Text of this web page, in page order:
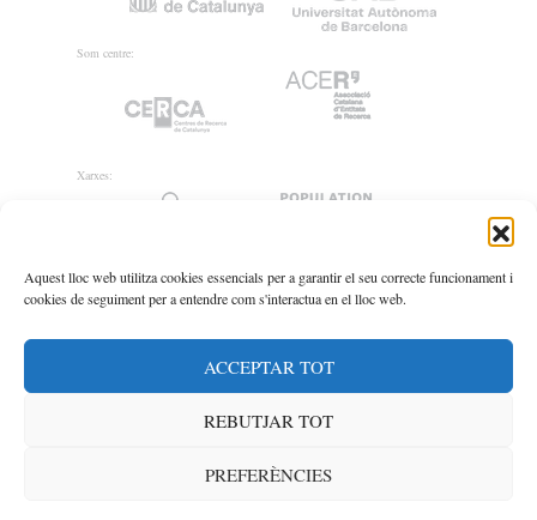
Aquest lloc web utilitza cookies essencials per a garantir el seu correcte funcionament i
cookies de seguiment per a entendre com s'interactua en el lloc web.
ACCEPTAR TOT
REBUTJAR TOT
PREFERÈNCIES
Som centre:
Xarxes: